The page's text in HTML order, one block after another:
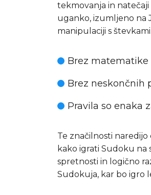
tekmovanja in
uganko, izumljeno na
manipulaciji s števkami.
Brez matematike
Brez neskončnih
Pravila so enaka
Te značilnosti
kako igrati Sudoku na
spretnosti in logično
Sudokuja, kar bo igro